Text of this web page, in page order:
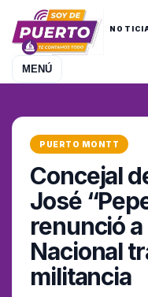
MENÚ
PUERTO MONTT
Concejal
José
renunció
Nacional
militancia